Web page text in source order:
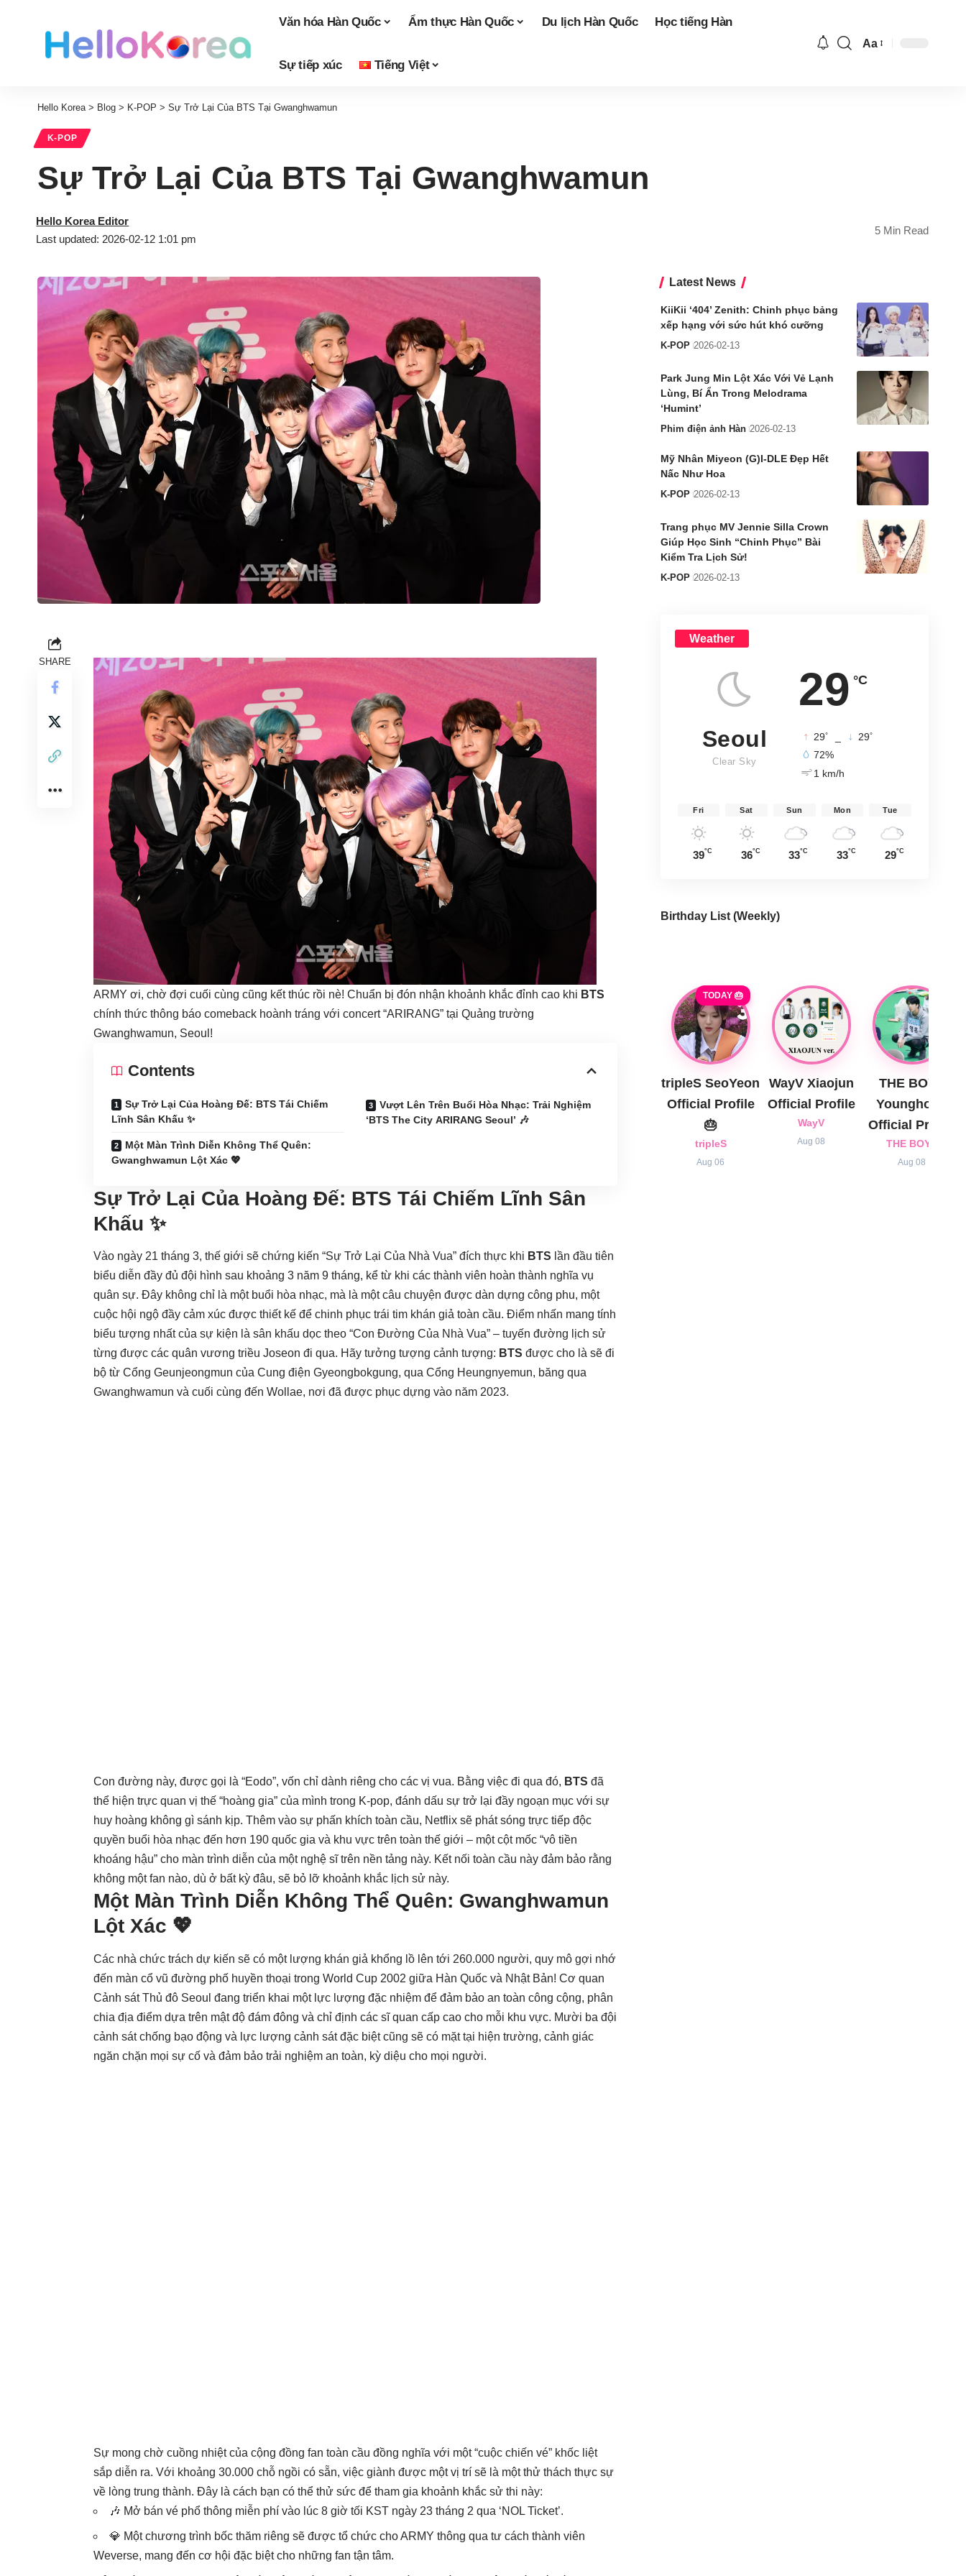
Văn hóa Hàn Quốc Ẩm thực Hàn Quốc Du lịch Hàn Quốc Học tiếng Hàn
Sự tiếp xúc Tiếng Việt
Aa
Hello Korea> Blog > K-POP > Sự Trở Lại Của BTS Tại Gwanghwamun
K-POP
Sự Trở Lại Của BTS Tại Gwanghwamun
Last updated: 2026-02-12 1:01 pm
Hello Korea Editor
5 Min Read
SHARE
ARMY ơi, chờ đợi cuối cùng cũng kết thúc rồi nè! Chuẩn bị đón nhận khoảnh khắc đỉnh cao khi BTS
chính thức thông báo comeback hoành tráng với concert “ARIRANG” tại Quảng trường
Gwanghwamun, Seoul!
Contents
Sự Trở Lại Của Hoàng Đế: BTS Tái Chiếm
Lĩnh Sân Khấu ✨
Một Màn Trình Diễn Không Thể Quên:
Gwanghwamun Lột Xác 💖
Vượt Lên Trên Buổi Hòa Nhạc: Trải Nghiệm
‘BTS The City ARIRANG Seoul’ 🎶
Sự Trở Lại Của Hoàng Đế: BTS Tái Chiếm Lĩnh Sân
Khấu ✨
Vào ngày 21 tháng 3, thế giới sẽ chứng kiến “Sự Trở Lại Của Nhà Vua” đích thực khi BTS lần đầu tiên
biểu diễn đầy đủ đội hình sau khoảng 3 năm 9 tháng, kể từ khi các thành viên hoàn thành nghĩa vụ
quân sự. Đây không chỉ là một buổi hòa nhạc, mà là một câu chuyện được dàn dựng công phu, một
cuộc hội ngộ đầy cảm xúc được thiết kế để chinh phục trái tim khán giả toàn cầu. Điểm nhấn mang tính
biểu tượng nhất của sự kiện là sân khấu dọc theo “Con Đường Của Nhà Vua” – tuyến đường lịch sử
từng được các quân vương triều Joseon đi qua. Hãy tưởng tượng cảnh tượng: BTS được cho là sẽ đi
bộ từ Cổng Geunjeongmun của Cung điện Gyeongbokgung, qua Cổng Heungnyemun, băng qua
Gwanghwamun và cuối cùng đến Wollae, nơi đã được phục dựng vào năm 2023.
Con đường này, được gọi là “Eodo”, vốn chỉ dành riêng cho các vị vua. Bằng việc đi qua đó, BTS đã
thể hiện trực quan vị thế “hoàng gia” của mình trong K-pop, đánh dấu sự trở lại đầy ngoạn mục với sự
huy hoàng không gì sánh kịp. Thêm vào sự phấn khích toàn cầu, Netflix sẽ phát sóng trực tiếp độc
quyền buổi hòa nhạc đến hơn 190 quốc gia và khu vực trên toàn thế giới – một cột mốc “vô tiền
khoáng hậu” cho màn trình diễn của một nghệ sĩ trên nền tảng này. Kết nối toàn cầu này đảm bảo rằng
không một fan nào, dù ở bất kỳ đâu, sẽ bỏ lỡ khoảnh khắc lịch sử này.
Một Màn Trình Diễn Không Thể Quên: Gwanghwamun
Lột Xác 💖
Các nhà chức trách dự kiến ​​sẽ có một lượng khán giả khổng lồ lên tới 260.000 người, quy mô gợi nhớ
đến màn cổ vũ đường phố huyền thoại trong World Cup 2002 giữa Hàn Quốc và Nhật Bản! Cơ quan
Cảnh sát Thủ đô Seoul đang triển khai một lực lượng đặc nhiệm để đảm bảo an toàn công cộng, phân
chia địa điểm dựa trên mật độ đám đông và chỉ định các sĩ quan cấp cao cho mỗi khu vực. Mười ba đội
cảnh sát chống bạo động và lực lượng cảnh sát đặc biệt cũng sẽ có mặt tại hiện trường, cảnh giác
ngăn chặn mọi sự cố và đảm bảo trải nghiệm an toàn, kỳ diệu cho mọi người.
Sự mong chờ cuồng nhiệt của cộng đồng fan toàn cầu đồng nghĩa với một “cuộc chiến vé” khốc liệt
sắp diễn ra. Với khoảng 30.000 chỗ ngồi có sẵn, việc giành được một vị trí sẽ là một thử thách thực sự
về lòng trung thành. Đây là cách bạn có thể thử sức để tham gia khoảnh khắc sử thi này:
🎶 Mở bán vé phổ thông miễn phí vào lúc 8 giờ tối KST ngày 23 tháng 2 qua ‘NOL Ticket’.
💎 Một chương trình bốc thăm riêng sẽ được tổ chức cho ARMY thông qua tư cách thành viên
Weverse, mang đến cơ hội đặc biệt cho những fan tận tâm.
Latest News
KiiKii ‘404’ Zenith: Chinh phục bảng
xếp hạng với sức hút khó cưỡng
K-POP 2026-02-13
Park Jung Min Lột Xác Với Vẻ Lạnh
Lùng, Bí Ẩn Trong Melodrama
‘Humint’
Phim điện ảnh Hàn 2026-02-13
Mỹ Nhân Miyeon (G)I-DLE Đẹp Hết
Nấc Như Hoa
K-POP 2026-02-13
Trang phục MV Jennie Silla Crown
Giúp Học Sinh “Chinh Phục” Bài
Kiểm Tra Lịch Sử!
K-POP 2026-02-13
Weather
29 °C
Seoul
Clear Sky
29° 29°
72%
1 km/h
Fri
39°C
Sat
36°C
Sun
33°C
Mon
33°C
Tue
29°C
Birthday List (Weekly)
TODAY 🎂
tripleS SeoYeon
Official Profile
🎂
tripleS
Aug 06
WayV Xiaojun
Official Profile
WayV
Aug 08
THE BOYZ
Younghoon
Official Profile
THE BOYZ
Aug 08